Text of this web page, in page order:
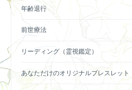
年齢退行
前世療法
リーディング（霊視鑑定）
あなただけのオリジナルブレスレット